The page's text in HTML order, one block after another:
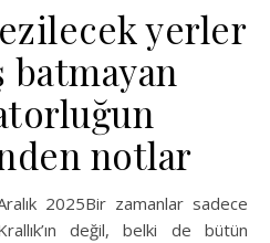
yerler
batmayan
notlar
değil, belki de bütün